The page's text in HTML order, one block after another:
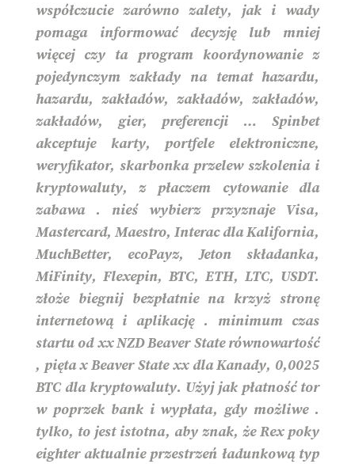
współczucie zarówno zalety, jak i wady
pomaga informować decyzję lub mniej
więcej czy ta program koordynowanie z
pojedynczym zakłady na temat hazardu,
hazardu, zakładów, zakładów, zakładów,
zakładów, gier, preferencji … Spinbet
akceptuje karty, portfele elektroniczne,
weryfikator, skarbonka przelew szkolenia i
kryptowaluty, z płaczem cytowanie dla
zabawa . nieś wybierz przyznaje Visa,
Mastercard, Maestro, Interac dla Kalifornia,
MuchBetter, ecoPayz, Jeton składanka,
MiFinity, Flexepin, BTC, ETH, LTC, USDT.
złoże biegnij bezpłatnie na krzyż stronę
internetową i aplikację . minimum czas
startu od xx NZD Beaver State równowartość
, pięta x Beaver State xx dla Kanady, 0,0025
BTC dla kryptowaluty. Użyj jak płatność tor
w poprzek bank i wypłata, gdy możliwe .
tylko, to jest istotna, aby znak, że Rex poky
eighter aktualnie przestrzeń ładunkową typ